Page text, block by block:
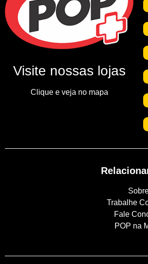
Visite nossas lojas
Clique e veja no mapa
Trabalhe
Fale
POP na